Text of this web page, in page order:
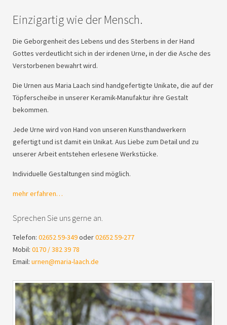
Einzigartig wie der Mensch.
Die Geborgenheit des Lebens und des Sterbens in der Hand
Gottes verdeutlicht sich in der irdenen Urne, in der die Asche des
Verstorbenen bewahrt wird.
Die Urnen aus Maria Laach sind handgefertigte Unikate, die auf der
Töpferscheibe in unserer Keramik-Manufaktur ihre Gestalt
bekommen.
Jede Urne wird von Hand von unseren Kunsthandwerkern
gefertigt und ist damit ein Unikat. Aus Liebe zum Detail und zu
unserer Arbeit entstehen erlesene Werkstücke.
Individuelle Gestaltungen sind möglich.
mehr erfahren…
Sprechen Sie uns gerne an.
Telefon: 02652 59-349oder02652 59-277
Mobil: 0170 / 382 39 78
Email: urnen@maria-laach.de